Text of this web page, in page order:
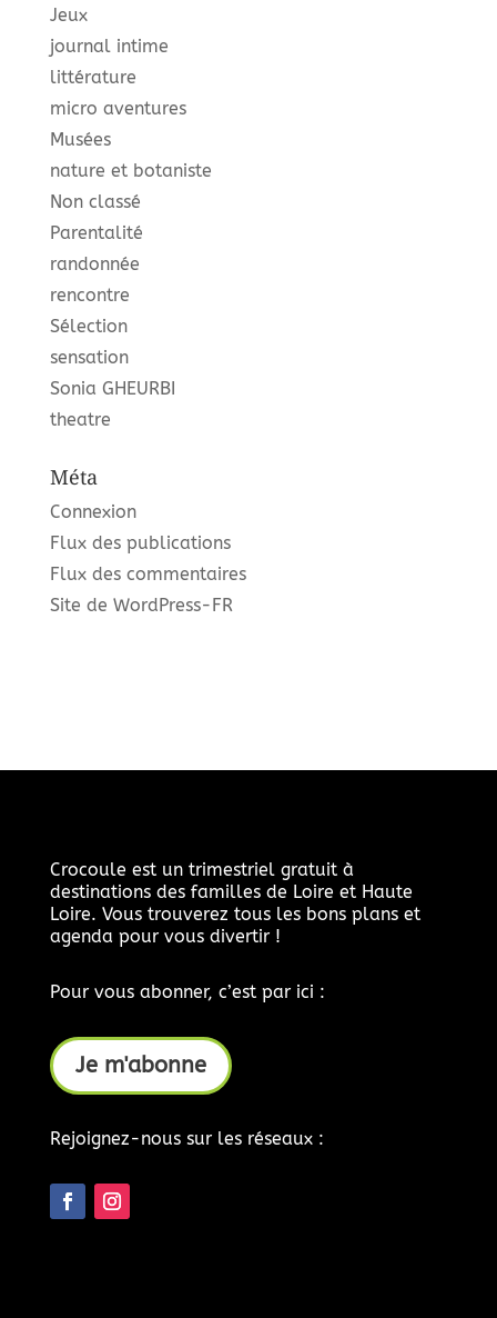
Jeux
journal intime
littérature
micro aventures
Musées
nature et botaniste
Non classé
Parentalité
randonnée
rencontre
Sélection
sensation
Sonia GHEURBI
theatre
Méta
Connexion
Flux des publications
Flux des commentaires
Site de WordPress-FR
Crocoule est un trimestriel gratuit à
destinations des familles de Loire et Haute
Loire. Vous trouverez tous les bons plans et
agenda pour vous divertir !
Pour vous abonner, c’est par ici :
Je m'abonne
Rejoignez-nous sur les réseaux :